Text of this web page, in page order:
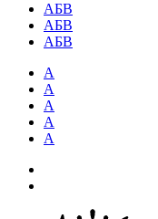
АБВ
АБВ
АБВ
А
А
А
А
А